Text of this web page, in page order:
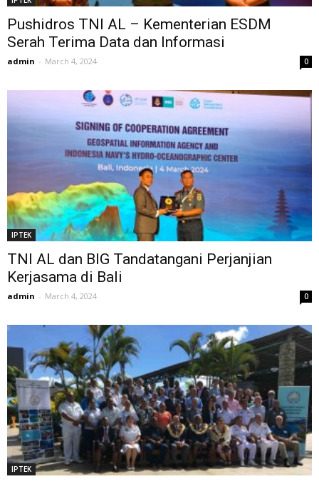
Pushidros TNI AL – Kementerian ESDM
Serah Terima Data dan Informasi
admin - March 4, 2024 0
IPTEK
TNI AL dan BIG Tandatangani Perjanjian
Kerjasama di Bali
admin - March 4, 2024 0
IPTEK